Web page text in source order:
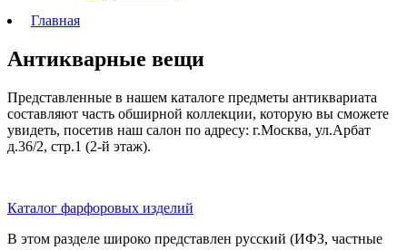
Главная
Антикварные вещи
Представленные в нашем каталоге предметы антиквариата
составляют часть обширной коллекции, которую вы сможете
увидеть, посетив наш салон по адресу: г.Москва, ул.Арбат
д.36/2, стр.1 (2-й этаж).
Каталог фарфоровых изделий
В этом разделе широко представлен русский (ИФЗ, частные